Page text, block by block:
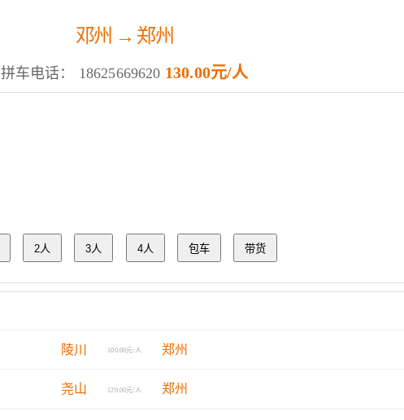
邓州 → 郑州
拼车电话： 18625669620 130.00元/人
2人 3人 4人 包车 带货
陵川 100.00元/人 郑州
尧山 120.00元/人 郑州